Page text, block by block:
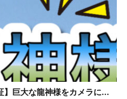
】巨大な龍神様をカメラに...